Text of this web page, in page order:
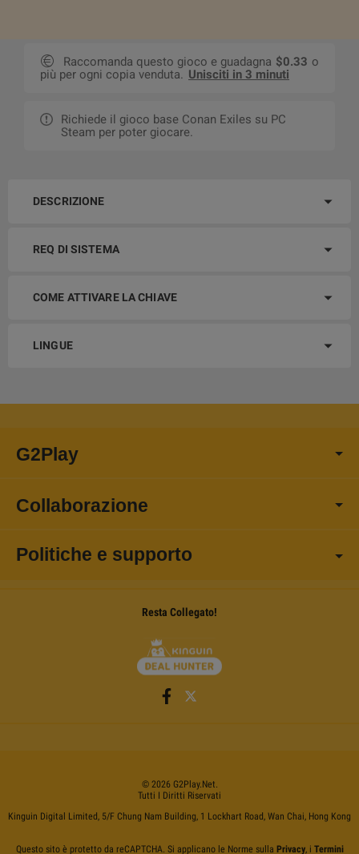
Raccomanda questo gioco e guadagna $0.33 o
più per ogni copia venduta. Unisciti in 3 minuti
Richiede il gioco base Conan Exiles su PC
Steam per poter giocare.
DESCRIZIONE
REQ DI SISTEMA
COME ATTIVARE LA CHIAVE
LINGUE
G2Play
Collaborazione
Politiche e supporto
Resta Collegato!
© 2026 G2Play.net.
Tutti I Diritti Riservati
Kinguin Digital Limited, 5/F Chung Nam Building, 1 Lockhart Road, Wan Chai, Hong Kong
Questo sito è protetto da reCAPTCHA. Si applicano le Norme sulla Privacy, i Termini